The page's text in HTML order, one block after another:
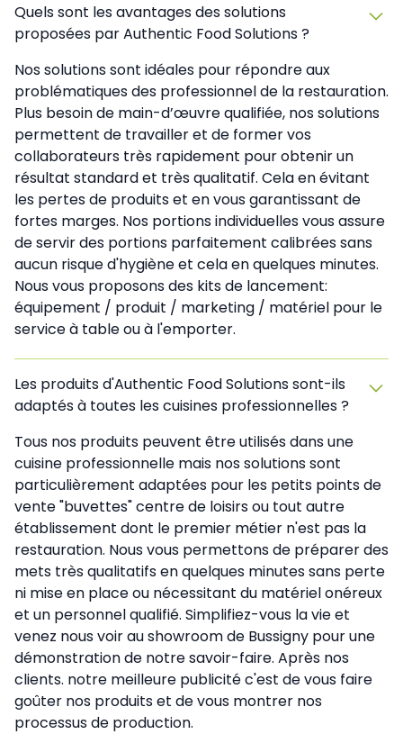
Quels sont les avantages des solutions
proposées par Authentic Food Solutions ?
Nos solutions sont idéales pour répondre aux
problématiques des professionnel de la restauration.
Plus besoin de main-d’œuvre qualifiée, nos solutions
permettent de travailler et de former vos
collaborateurs très rapidement pour obtenir un
résultat standard et très qualitatif. Cela en évitant
les pertes de produits et en vous garantissant de
fortes marges. Nos portions individuelles vous assure
de servir des portions parfaitement calibrées sans
aucun risque d'hygiène et cela en quelques minutes.
Nous vous proposons des kits de lancement:
équipement / produit / marketing / matériel pour le
service à table ou à l'emporter.
Les produits d'Authentic Food Solutions sont-ils
adaptés à toutes les cuisines professionnelles ?
Tous nos produits peuvent être utilisés dans une
cuisine professionnelle mais nos solutions sont
particulièrement adaptées pour les petits points de
vente "buvettes" centre de loisirs ou tout autre
établissement dont le premier métier n'est pas la
restauration. Nous vous permettons de préparer des
mets très qualitatifs en quelques minutes sans perte
ni mise en place ou nécessitant du matériel onéreux
et un personnel qualifié. Simplifiez-vous la vie et
venez nous voir au showroom de Bussigny pour une
démonstration de notre savoir-faire. Après nos
clients. notre meilleure publicité c'est de vous faire
goûter nos produits et de vous montrer nos
processus de production.